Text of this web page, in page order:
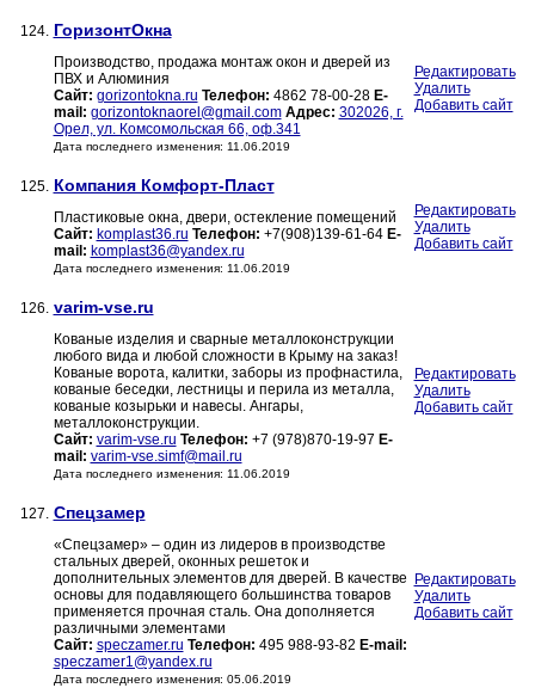
124. ГоризонтОкна
Производство, продажа монтаж окон и дверей из
ПВХ и Алюминия
Сайт: gorizontokna.ru Телефон: 4862 78-00-28 E-
mail: gorizontoknaorel@gmail.com Адрес: 302026, г.
Орел, ул. Комсомольская 66, оф.341
Дата последнего изменения: 11.06.2019
Редактировать
Удалить
Добавить сайт
125. Компания Комфорт-Пласт
Пластиковые окна, двери, остекление помещений
Сайт: komplast36.ru Телефон: +7(908)139-61-64 E-
mail: komplast36@yandex.ru
Дата последнего изменения: 11.06.2019
Редактировать
Удалить
Добавить сайт
126. varim-vse.ru
Кованые изделия и сварные металлоконструкции
любого вида и любой сложности в Крыму на заказ!
Кованые ворота, калитки, заборы из профнастила,
кованые беседки, лестницы и перила из металла,
кованые козырьки и навесы. Ангары,
металлоконструкции.
Сайт: varim-vse.ru Телефон: +7 (978)870-19-97 E-
mail: varim-vse.simf@mail.ru
Дата последнего изменения: 11.06.2019
Редактировать
Удалить
Добавить сайт
127. Спецзамер
«Спецзамер» – один из лидеров в производстве
стальных дверей, оконных решеток и
дополнительных элементов для дверей. В качестве
основы для подавляющего большинства товаров
применяется прочная сталь. Она дополняется
различными элементами
Сайт: speczamer.ru Телефон: 495 988-93-82 E-mail:
speczamer1@yandex.ru
Дата последнего изменения: 05.06.2019
Редактировать
Удалить
Добавить сайт